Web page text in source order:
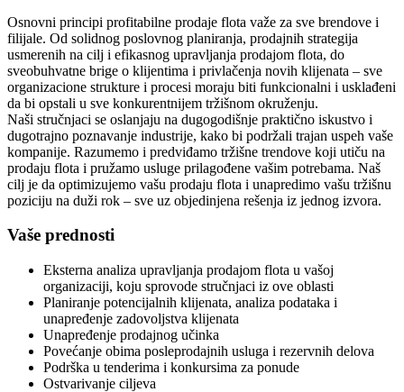
Osnovni principi profitabilne prodaje flota važe za sve brendove i
filijale. Od solidnog poslovnog planiranja, prodajnih strategija
usmerenih na cilj i efikasnog upravljanja prodajom flota, do
sveobuhvatne brige o klijentima i privlačenja novih klijenata – sve
organizacione strukture i procesi moraju biti funkcionalni i usklađeni
da bi opstali u sve konkurentnijem tržišnom okruženju.
Naši stručnjaci se oslanjaju na dugogodišnje praktično iskustvo i
dugotrajno poznavanje industrije, kako bi podržali trajan uspeh vaše
kompanije. Razumemo i predviđamo tržišne trendove koji utiču na
prodaju flota i pružamo usluge prilagođene vašim potrebama. Naš
cilj je da optimizujemo vašu prodaju flota i unapredimo vašu tržišnu
poziciju na duži rok – sve uz objedinjena rešenja iz jednog izvora.
Vaše prednosti
Eksterna analiza upravljanja prodajom flota u vašoj
organizaciji, koju sprovode stručnjaci iz ove oblasti
Planiranje potencijalnih klijenata, analiza podataka i
unapređenje zadovoljstva klijenata
Unapređenje prodajnog učinka
Povećanje obima posleprodajnih usluga i rezervnih delova
Podrška u tenderima i konkursima za ponude
Ostvarivanje ciljeva